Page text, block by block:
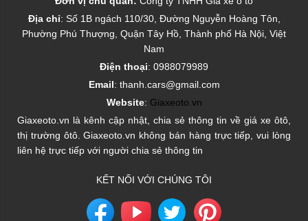
Địa chỉ: Số 1B ngách 110/30, Đường Nguyễn Hoàng Tôn,
Phường Phú Thượng, Quận Tây Hồ, Thành phố Hà Nội, Việt
Nam
Điện thoại: 0988079989
Email: thanh.cars@gmail.com
Website: Giaxeoto.vn
Giaxeoto.vn là kênh cập nhật, chia sẻ thông tin về giá xe ôtô,
thị trường ôtô. Giaxeoto.vn không bán hàng trực tiếp, vui lòng
liên hệ trực tiếp với người chia sẻ thông tin
KẾT NỐI VỚI CHÚNG TÔI